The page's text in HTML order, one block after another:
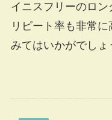
イニスフリーのロ
リピート率も非常
みてはいかがでしょ